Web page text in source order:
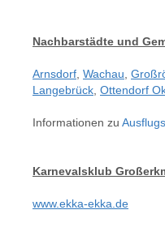
Nachbarstädte und
Arnsdorf Wachau
Langebrück Ottendorf
Informationen zu
Karnevalsklub
www.ekka-ekka.de